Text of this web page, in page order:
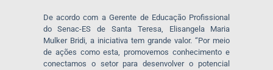
De acordo com a Gerente de Educação Profissional
do Senac-ES de Santa Teresa, Elisangela Maria
Mulker Bridi, a iniciativa tem grande valor. “Por meio
de ações como esta, promovemos conhecimento e
conectamos o setor para desenvolver o potencial